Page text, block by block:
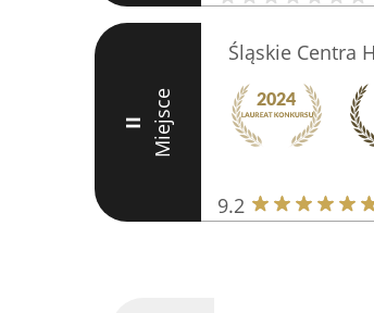
II Miejsce
Śląskie Centra
9.2